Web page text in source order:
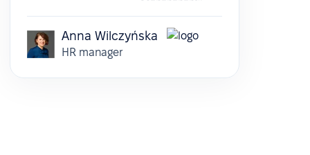
Anna Wilczyńska
HR manager